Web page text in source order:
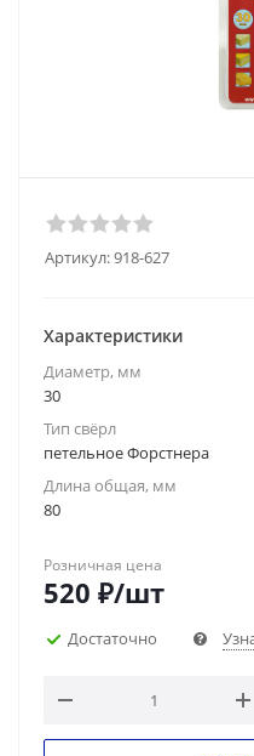
Артикул:918-627
Характеристики
Диаметр, мм
30
Тип свёрл
петельное Форстнера
Длина общая, мм
80
Розничная цена
520 ₽/шт
Достаточно